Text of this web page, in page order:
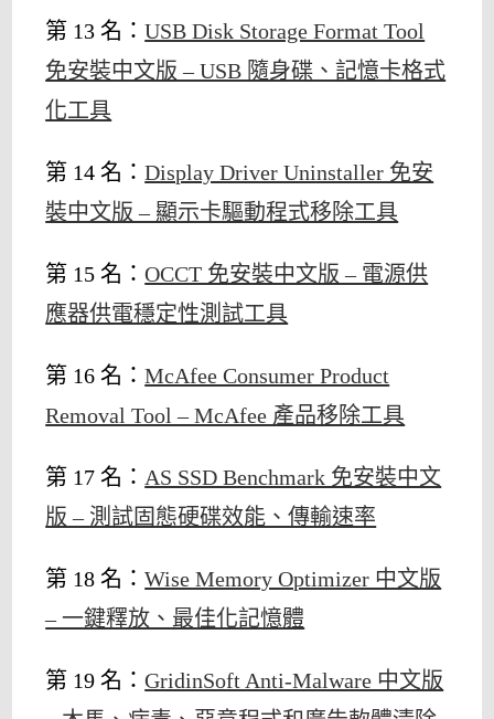
第 13 名：USB Disk Storage Format Tool
免安裝中文版 – USB 隨身碟、記憶卡格式
化工具
第 14 名：Display Driver Uninstaller 免安
裝中文版 – 顯示卡驅動程式移除工具
第 15 名：OCCT 免安裝中文版 – 電源供
應器供電穩定性測試工具
第 16 名：McAfee Consumer Product
Removal Tool – McAfee 產品移除工具
第 17 名： AS SSD Benchmark 免安裝中文
版 – 測試固態硬碟效能、傳輸速率
第 18 名：Wise Memory Optimizer 中文版
– 一鍵釋放、最佳化記憶體
第 19 名：GridinSoft Anti-Malware 中文版